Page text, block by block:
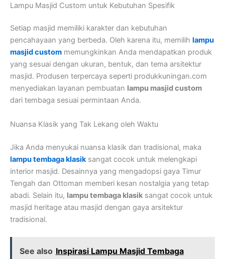
Lampu Masjid Custom untuk Kebutuhan Spesifik
Setiap masjid memiliki karakter dan kebutuhan
pencahayaan yang berbeda. Oleh karena itu, memilih lampu
masjid custom memungkinkan Anda mendapatkan produk
yang sesuai dengan ukuran, bentuk, dan tema arsitektur
masjid. Produsen terpercaya seperti produkkuningan.com
menyediakan layanan pembuatan lampu masjid custom
dari tembaga sesuai permintaan Anda.
Nuansa Klasik yang Tak Lekang oleh Waktu
Jika Anda menyukai nuansa klasik dan tradisional, maka
lampu tembaga klasiksangat cocok untuk melengkapi
interior masjid. Desainnya yang mengadopsi gaya Timur
Tengah dan Ottoman memberi kesan nostalgia yang tetap
abadi. Selain itu, lampu tembaga klasik sangat cocok untuk
masjid heritage atau masjid dengan gaya arsitektur
tradisional.
See also Inspirasi Lampu Masjid Tembaga